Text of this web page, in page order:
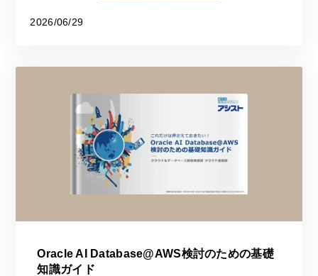
2026/06/29
Oracle AI Database@AWS検討のための基礎
知識ガイド